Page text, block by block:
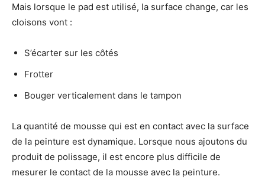
Mais lorsque le pad est utilisé, la surface change, car les
cloisons vont :
S’écarter sur les côtés
Frotter
Bouger verticalement dans le tampon
La quantité de mousse qui est en contact avec la surface
de la peinture est dynamique. Lorsque nous ajoutons du
produit de polissage, il est encore plus difficile de
mesurer le contact de la mousse avec la peinture.